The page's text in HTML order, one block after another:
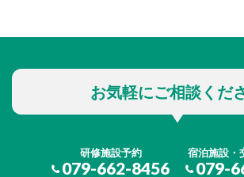
お気軽にご相談くだ
研修施設予約
079-662-8456
宿泊施設・
079-